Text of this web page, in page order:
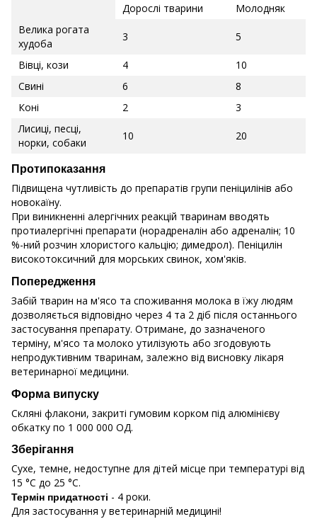
Дорослі тварини
Молодняк
Велика рогата
худоба
3 5
Вівці, кози 4
10
Свині
6
8
Коні
2
3
Лисиці, песці,
норки, собаки
10 20
Протипоказання
Підвищена чутливість до препаратів групи пеніцилінів або
новокаїну.
При виникненні алергічних реакцій тваринам вводять
протиалергічні препарати (норадреналін або адреналін; 10
%-ний розчин хлористого кальцію; димедрол). Пеніцилін
високотоксичний для морських свинок, хом'яків.
Попередження
Забій тварин на м'ясо та споживання молока в їжу людям
дозволяється відповідно через 4 та 2 діб після останнього
застосування препарату. Отримане, до зазначеного
терміну, м'ясо та молоко утилізують або згодовують
непродуктивним тваринам, залежно від висновку лікаря
ветеринарної медицини.
Форма випуску
Скляні флакони, закриті гумовим корком під алюмінієву
обкатку по 1 000 000 ОД.
Зберігання
Сухе, темне, недоступне для дітей місце при температурі від
15 °С до 25 °С.
Термін придатності - 4 роки.
Для застосування у ветеринарній медицині!